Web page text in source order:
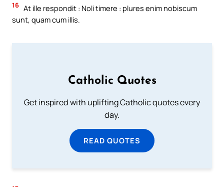
16 At ille respondit : Noli timere : plures enim nobiscum
sunt, quam cum illis.
Catholic Quotes
Get inspired with uplifting Catholic quotes every
day.
READ QUOTES